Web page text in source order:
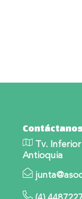
Tv. Inferior
Antioquia